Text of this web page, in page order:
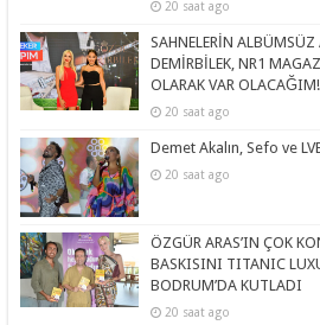
20 saat ago
SAHNELERİN
DEMİRBİLEK, NR1
OLARAK VAR
20 saat ago
Demet Akalın, Sefo ve
20 saat ago
ÖZGÜR ARAS’IN ÇOK
BASKISINI TITANIC
BODRUM’DA KUTLADI
20 saat ago